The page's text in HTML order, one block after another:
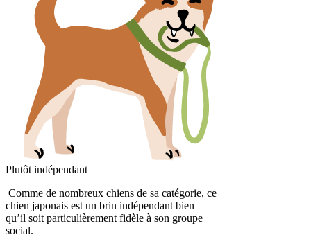
Plutôt indépendant
Comme de nombreux chiens de sa catégorie, ce
chien japonais est un brin indépendant bien
qu’il soit particulièrement fidèle à son groupe
social.